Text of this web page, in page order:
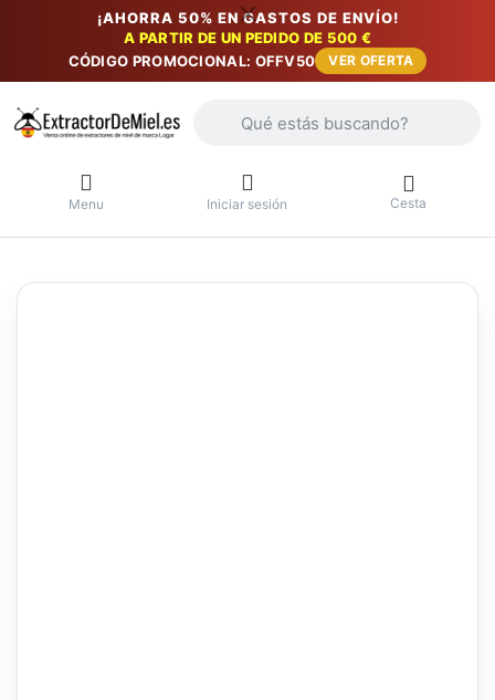
¡AHORRA 50% EN GASTOS DE ENVÍO!
A PARTIR DE UN PEDIDO DE 500 €
CÓDIGO PROMOCIONAL: OFFV50
VER OFERTA
Menu Iniciar sesión Cesta